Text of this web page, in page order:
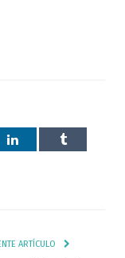
RespuestaTumblr
ARTÍCULO